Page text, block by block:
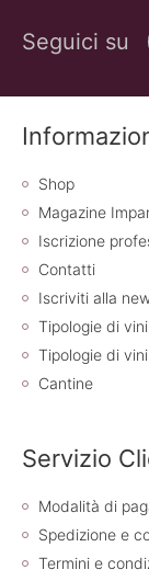
Seguici su
Shop
Magazine
Iscrizione
Contatti
Iscriviti alla
Tipologie di
Tipologie di
Cantine
Servizio
Modalità di
Spedizione e
Termini e